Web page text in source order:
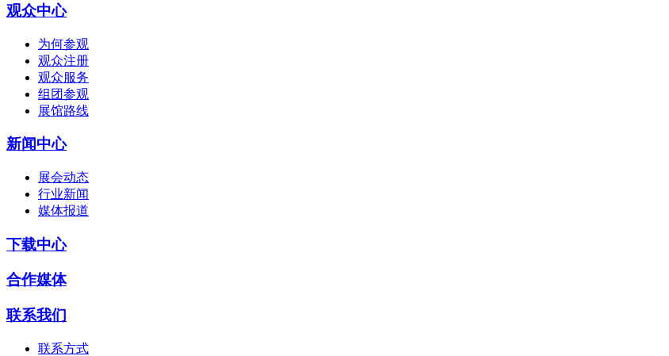
观众中心
为何参观
观众注册
观众服务
组团参观
展馆路线
新闻中心
展会动态
行业新闻
媒体报道
下载中心
合作媒体
联系我们
联系方式